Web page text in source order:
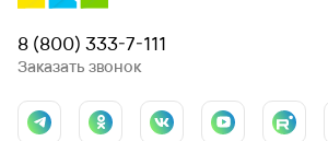
8 (800) 333-7-111
Заказать звонок